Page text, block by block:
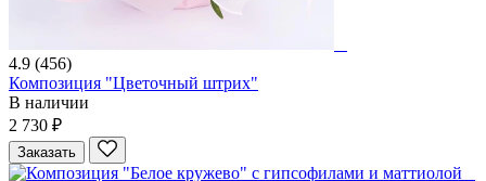
4.9 (456)
Композиция "Цветочный штрих"
В наличии
2 730 ₽
Заказать